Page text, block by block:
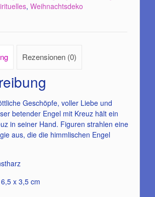
, Weihnachtsdeko
Rezensionen (0)
Geschöpfe, voller Liebe und
betender Engel mit Kreuz hält ein
in seiner Hand. Figuren strahlen eine
aus, die die himmlischen Engel
x 3,5 cm